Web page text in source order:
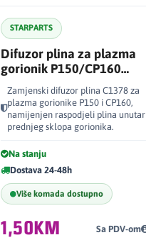
STARPARTS
Difuzor plina za plazma
gorionik P150/CP160
Zamjenski difuzor plina C1378 za
plazma gorionike P150 i CP160,
namijenjen raspodjeli plina unutar
prednjeg sklopa gorionika.
Na stanju
Dostava 24-48h
Više komada dostupno
1,50KM Sa PDV-om